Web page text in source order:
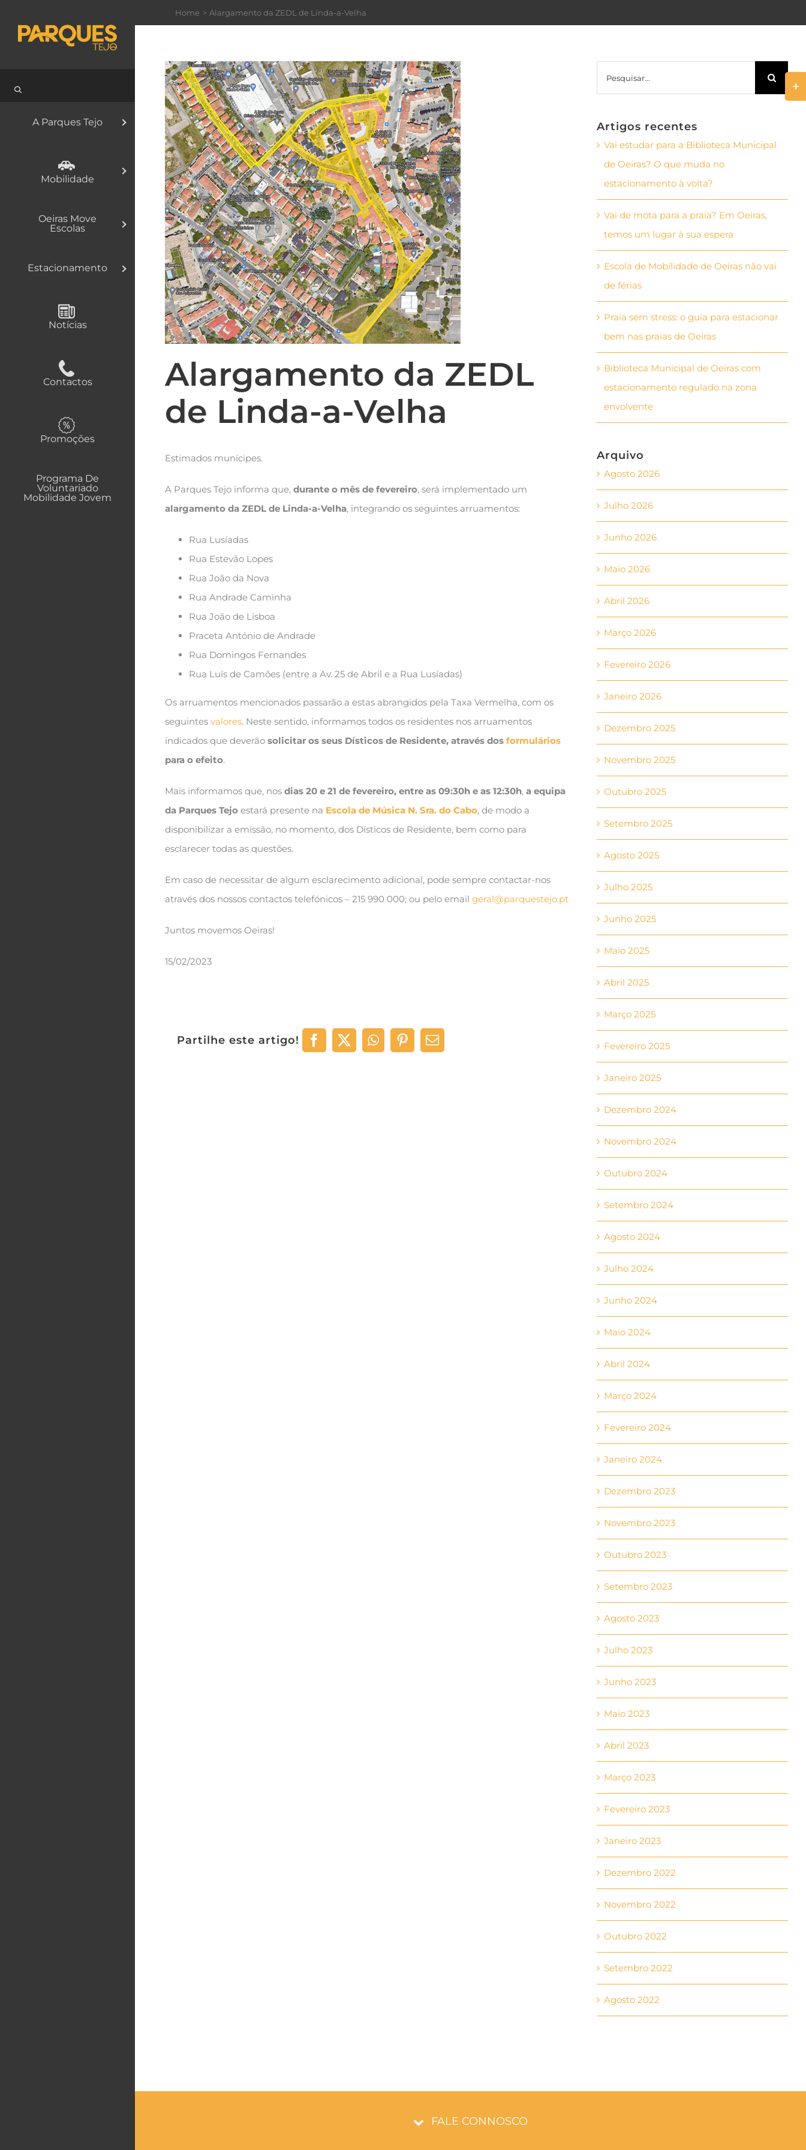
A Parques Tejo
Mobilidade
Oeiras Move
Escolas
Estacionamento
Notícias
Contactos
Promoções
Programa De
Voluntariado
Mobilidade Jovem
to
Home Alargamento da ZEDL de Linda-a-Velha
Alargamento da ZEDL
de Linda-a-Velha
Estimados munícipes.
A Parques Tejo informa que, durante o mês de fevereiro, será implementado um
alargamento da ZEDL de Linda-a-Velha, integrando os seguintes arruamentos:
Rua Lusíadas
Rua Estevão Lopes
Rua João da Nova
Rua Andrade Caminha
Rua João de Lisboa
Praceta António de Andrade
Rua Domingos Fernandes
Rua Luís de Camões (entre a Av. 25 de Abril e a Rua Lusíadas)
Os arruamentos mencionados passarão a estas abrangidos pela Taxa Vermelha, com os
seguintes valores. Neste sentido, informamos todos os residentes nos arruamentos
indicados que deverão solicitar os seus Dísticos de Residente, através dos formulários
para o efeito.
Mais informamos que, nos dias 20 e 21 de fevereiro, entre as 09:30h e as 12:30h, a equipa
da Parques Tejoestará presente na Escola de Música N. Sra. do Cabo, de modo a
disponibilizar a emissão, no momento, dos Dísticos de Residente, bem como para
esclarecer todas as questões.
Em caso de necessitar de algum esclarecimento adicional, pode sempre contactar-nos
através dos nossos contactos telefónicos – 215 990 000; ou pelo email geral@parquestejo.pt
Juntos movemos Oeiras!
15/02/2023
Partilhe este artigo!
Artigos recentes
Vai estudar para a Biblioteca Municipal
de Oeiras? O que muda no
estacionamento à volta?
Vai de mota para a praia? Em Oeiras,
temos um lugar à sua espera
Escola de Mobilidade de Oeiras não vai
de férias
Praia sem stress: o guia para estacionar
bem nas praias de Oeiras
Biblioteca Municipal de Oeiras com
estacionamento regulado na zona
envolvente
Arquivo
Agosto 2026
Julho 2026
Junho 2026
Maio 2026
Abril 2026
Março 2026
Fevereiro 2026
Janeiro 2026
Dezembro 2025
Novembro 2025
Outubro 2025
Setembro 2025
Agosto 2025
Julho 2025
Junho 2025
Maio 2025
Abril 2025
Março 2025
Fevereiro 2025
Janeiro 2025
Dezembro 2024
Novembro 2024
Outubro 2024
Setembro 2024
Agosto 2024
Julho 2024
Junho 2024
Maio 2024
Abril 2024
Março 2024
Fevereiro 2024
Janeiro 2024
Dezembro 2023
Novembro 2023
Outubro 2023
Setembro 2023
Agosto 2023
Julho 2023
Junho 2023
Maio 2023
Abril 2023
Março 2023
Fevereiro 2023
Janeiro 2023
Dezembro 2022
Novembro 2022
Outubro 2022
Setembro 2022
Agosto 2022
FALE CONNOSCO